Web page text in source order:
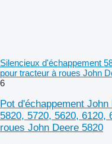
Silencieux d'échappement
pour tracteur à roues John
6
Pot d'échappement
5820, 5720, 5620, 6120,
roues John Deere 5820